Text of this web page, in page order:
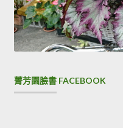
菁芳園臉書 FACEBOOK